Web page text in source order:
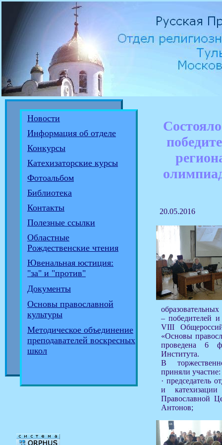
Новости
Информация об отделе
Конкурсы
Катехизаторские курсы
Фотоальбом
Библиотека
Контакты
Полезные ссылки
Областные
Рождественские чтения
Ювенальная юстиция:
"за" и "против"
Документы
Основы православной
культуры
Методическое объединение
преподавателей воскресных
школ
20.05.2016
– победителей и
VIII
«Основы
проведена 6
Института.
В
приняли участие:
· председатель
и
Православной
Антонов;